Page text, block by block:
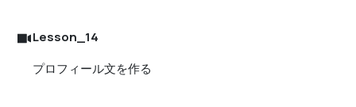
Lesson_14
プロフィール文を作る